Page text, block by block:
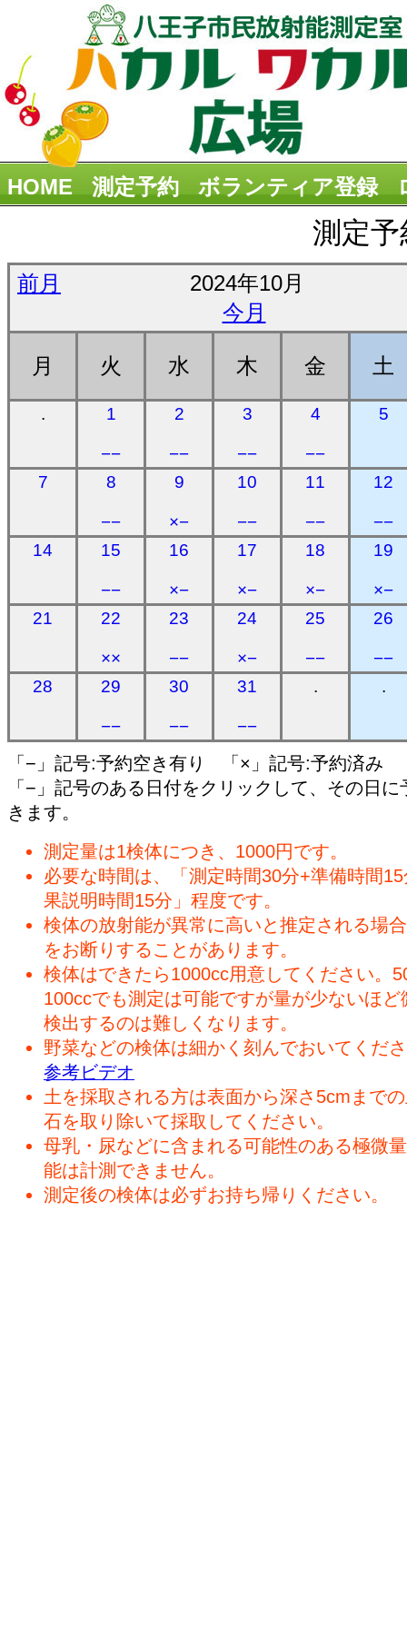
HOME 測定予約 ボランティア登録
測定
前月
2024年10月
今月
月 火 水 木 金 土
. 1
−−
2
−−
3
−−
4
−−
5
7 8
−−
9
×−
10
−−
11
−−
12
−−
14
15
−−
16
×−
17
×−
18
×−
19
×−
21
22
××
23
−−
24
×−
25
−−
26
−−
28
29
−−
30
−−
31
−−
. .
「−」記号:予約空き有り 「×」記号:予約済み
「−」記号のある日付をクリックして、その日に
きます。
測定量は1検体につき、1000円です。
必要な時間は、「測定時間30分+準備時間
果説明時間15分」程度です。
検体の放射能が異常に高いと推定される場
をお断りすることがあります。
検体はできたら1000cc用意してください。
100ccでも測定は可能ですが量が少ないほど
検出するのは難しくなります。
野菜などの検体は細かく刻んでおいてくだ
参考ビデオ
土を採取される方は表面から深さ5cmまで
石を取り除いて採取してください。
母乳・尿などに含まれる可能性のある極微
能は計測できません。
測定後の検体は必ずお持ち帰りください。